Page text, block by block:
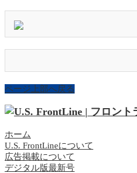
ページ上部へ戻る
ホーム
U.S. FrontLineについて
広告掲載について
デジタル版最新号